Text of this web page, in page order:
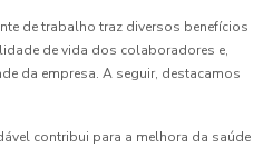
de trabalho traz diversos benefícios
de vida dos colaboradores e,
da empresa. A seguir, destacamos
contribui para a melhora da saúde